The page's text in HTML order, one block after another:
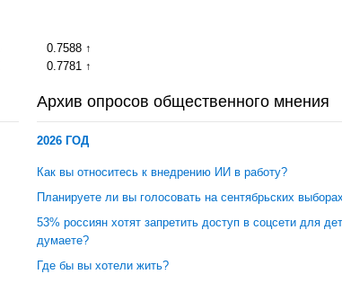
0.7588
0.7781
Архив опросов общественного мнения
2026 ГОД
Как вы относитесь к внедрению ИИ в работу?
Планируете ли вы голосовать на сентябрьских
53% россиян хотят запретить доступ в соцсети для
думаете?
Где бы вы хотели жить?